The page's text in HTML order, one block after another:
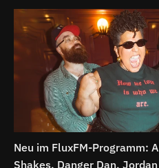
Neu im FluxFM-Programm:
Shakes, Danger Dan,